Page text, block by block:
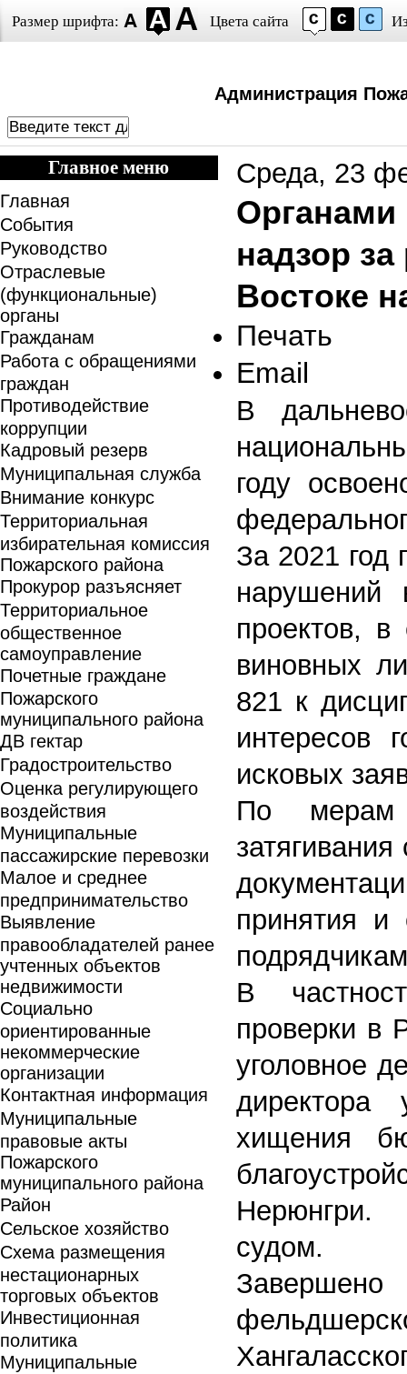
Размер шрифта: Цвета сайта
Администрация
Главное меню
Главная
События
Руководство
Отраслевые
(функциональные)
органы
Гражданам
Работа с обращениями
граждан
Противодействие
коррупции
Кадровый резерв
Муниципальная служба
Внимание конкурс
Территориальная
избирательная комиссия
Пожарского района
Прокурор разъясняет
Территориальное
общественное
самоуправление
Почетные граждане
Пожарского
муниципального района
ДВ гектар
Градостроительство
Оценка регулирующего
воздействия
Муниципальные
пассажирские перевозки
Малое и среднее
предпринимательство
Выявление
правообладателей ранее
учтенных объектов
недвижимости
Социально
ориентированные
некоммерческие
организации
Контактная информация
Муниципальные
правовые акты
Пожарского
муниципального района
Район
Сельское хозяйство
Схема размещения
нестационарных
торговых объектов
Инвестиционная
политика
Муниципальные
Среда, 23
Органами
надзор
Востоке
Печать
Email
В
году
За 2021 год
нарушений
проектов,
виновных
821 к
интересов
исковых
По мерам
принятия и
В
проверки в
уголовное
хищения
Нерюнгри.
судом.